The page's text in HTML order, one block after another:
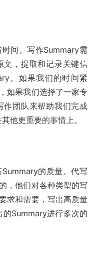
间。写作Summary需
文，提取和记录关键信
。如果我们的时间紧
如果我们选择了一家专
作团队来帮助我们完成
他更重要的事情上。
的质量。代写
，他们对各种类型的写
求和需要，写出高质量
Summary进行多次的